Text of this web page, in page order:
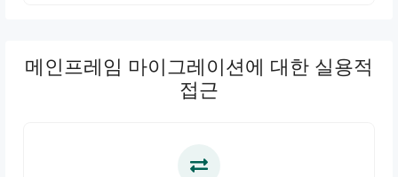
메인프레임 마이그레이션에 대한 실용적
접근